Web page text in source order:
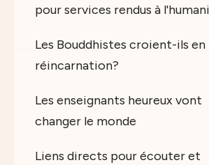
pour services rendus à
Les Bouddhistes croient-ils en
réincarnation?
Les enseignants heureux vont
changer le monde
Liens directs pour écouter et